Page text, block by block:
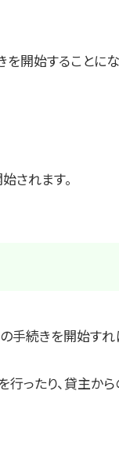
開始することにな
されます。
続きを開始すれ
ったり、貸主か